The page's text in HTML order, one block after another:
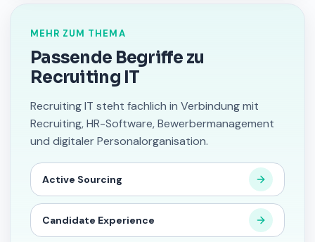
MEHR ZUM THEMA
Passende Begriffe zu
Recruiting IT
Recruiting IT steht fachlich in Verbindung mit
Recruiting, HR-Software, Bewerbermanagement
und digitaler Personalorganisation.
Active Sourcing
Candidate Experience